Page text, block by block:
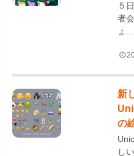
５
者
ょ...
新
の
し